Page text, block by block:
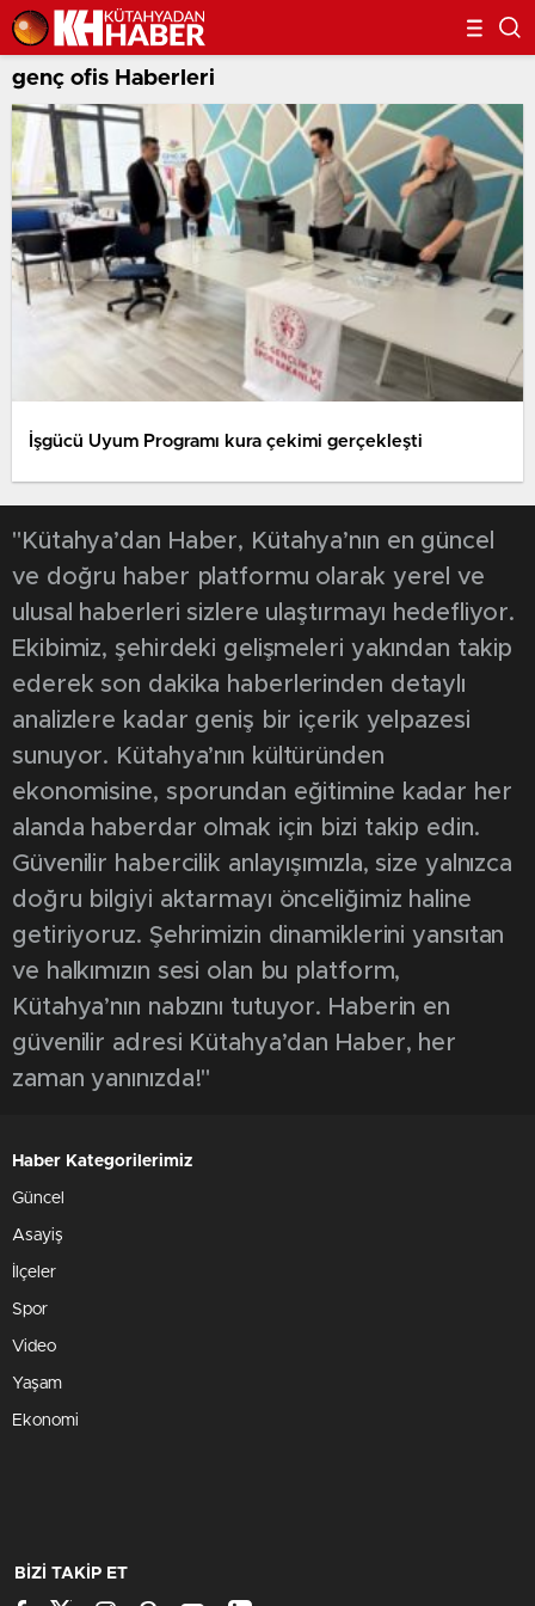
genç ofis Haberleri
İşgücü Uyum Programı kura çekimi gerçekleşti
"Kütahya’dan Haber, Kütahya’nın en güncel
ve doğru haber platformu olarak yerel ve
ulusal haberleri sizlere ulaştırmayı hedefliyor.
Ekibimiz, şehirdeki gelişmeleri yakından takip
ederek son dakika haberlerinden detaylı
analizlere kadar geniş bir içerik yelpazesi
sunuyor. Kütahya’nın kültüründen
ekonomisine, sporundan eğitimine kadar her
alanda haberdar olmak için bizi takip edin.
Güvenilir habercilik anlayışımızla, size yalnızca
doğru bilgiyi aktarmayı önceliğimiz haline
getiriyoruz. Şehrimizin dinamiklerini yansıtan
ve halkımızın sesi olan bu platform,
Kütahya’nın nabzını tutuyor. Haberin en
güvenilir adresi Kütahya’dan Haber, her
zaman yanınızda!"
Haber Kategorilerimiz
Güncel
Asayiş
İlçeler
Spor
Video
Yaşam
Ekonomi
BİZİ TAKİP ET